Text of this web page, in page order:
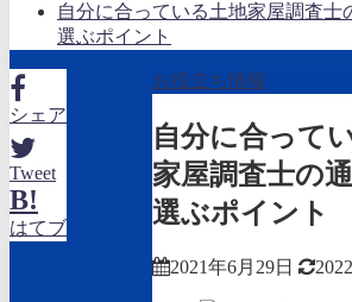
自分に合っている土地家屋調査士
選ぶポイント
シェア
Tweet
B!
はてブ
お役立ち情報
自分に合って
家屋調査士の
選ぶポイント
2021年6月29日